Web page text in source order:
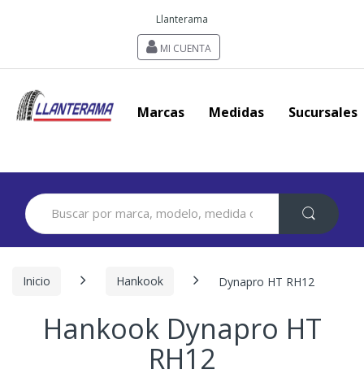
Llanterama
MI CUENTA
Marcas Medidas Sucursales
Search
for:
Inicio Hankook Dynapro HT RH12
Hankook Dynapro HT
RH12